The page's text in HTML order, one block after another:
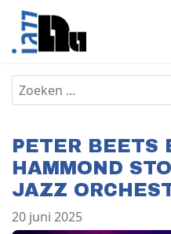
PETER BEETS
HAMMOND
JAZZ
20 juni 2025